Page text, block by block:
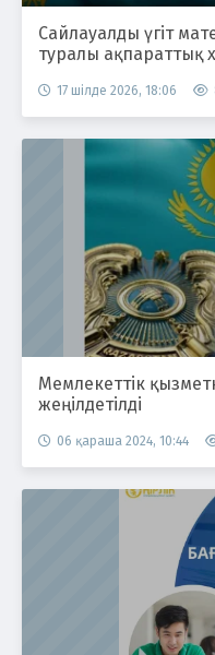
Сайлауалды үгіт
туралы ақпараттық
17 шілде 2026, 18:06
Мемлекеттік
жеңілдетілді
06 қараша 2024, 10:44